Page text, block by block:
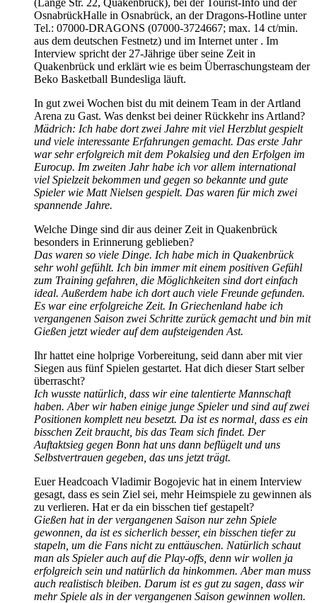
OsnabrückHalle in Osnabrück, an der Dragons-Hotline unter
Tel.: 07000-DRAGONS (07000-3724667; max. 14 ct/min.
aus dem deutschen Festnetz) und im Internet unter . Im
Interview spricht der 27-Jährige über seine Zeit in
Quakenbrück und erklärt wie es beim Überraschungsteam der
Beko Basketball Bundesliga läuft.
In gut zwei Wochen bist du mit deinem Team in der Artland
Arena zu Gast. Was denkst bei deiner Rückkehr ins Artland?
Mädrich: Ich habe dort zwei Jahre mit viel Herzblut gespielt
und viele interessante Erfahrungen gemacht. Das erste Jahr
war sehr erfolgreich mit dem Pokalsieg und den Erfolgen im
Eurocup. Im zweiten Jahr habe ich vor allem international
viel Spielzeit bekommen und gegen so bekannte und gute
Spieler wie Matt Nielsen gespielt. Das waren für mich zwei
spannende Jahre.
Welche Dinge sind dir aus deiner Zeit in Quakenbrück
besonders in Erinnerung geblieben?
Das waren so viele Dinge. Ich habe mich in Quakenbrück
sehr wohl gefühlt. Ich bin immer mit einem positiven Gefühl
zum Training gefahren, die Möglichkeiten sind dort einfach
ideal. Außerdem habe ich dort auch viele Freunde gefunden.
Es war eine erfolgreiche Zeit. In Griechenland habe ich
vergangenen Saison zwei Schritte zurück gemacht und bin mit
Gießen jetzt wieder auf dem aufsteigenden Ast.
Ihr hattet eine holprige Vorbereitung, seid dann aber mit vier
Siegen aus fünf Spielen gestartet. Hat dich dieser Start selber
überrascht?
Ich wusste natürlich, dass wir eine talentierte Mannschaft
haben. Aber wir haben einige junge Spieler und sind auf zwei
Positionen komplett neu besetzt. Da ist es normal, dass es ein
bisschen Zeit braucht, bis das Team sich findet. Der
Auftaktsieg gegen Bonn hat uns dann beflügelt und uns
Selbstvertrauen gegeben, das uns jetzt trägt.
Euer Headcoach Vladimir Bogojevic hat in einem Interview
gesagt, dass es sein Ziel sei, mehr Heimspiele zu gewinnen als
zu verlieren. Hat er da ein bisschen tief gestapelt?
Gießen hat in der vergangenen Saison nur zehn Spiele
gewonnen, da ist es sicherlich besser, ein bisschen tiefer zu
stapeln, um die Fans nicht zu enttäuschen. Natürlich schaut
man als Spieler auch auf die Play-offs, denn wir wollen ja
erfolgreich sein und natürlich da hinkommen. Aber man muss
auch realistisch bleiben. Darum ist es gut zu sagen, dass wir
mehr Spiele als in der vergangenen Saison gewinnen wollen.